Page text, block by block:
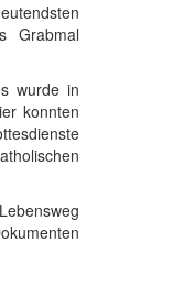
Grabmal
wurde in
konnten